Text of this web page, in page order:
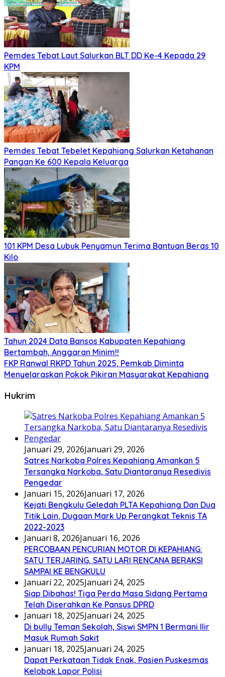
Pemdes Tebat Laut Salurkan BLT DD Ke-4 Kepada 29
KPM
Pemdes Tebat Tebelet Kepahiang Salurkan Ketahanan
Pangan Ke 600 Kepala Keluarga
101 KPM Desa Lubuk Penyamun Terima Bantuan Beras 10
Kilo
Tahun 2024 Data Bansos Kabupaten Kepahiang
Bertambah, Anggaran Minim!!
FKP Ranwal RKPD Tahun 2025, Pemkab Diminta
Menyelaraskan Pokok Pikiran Masyarakat Kepahiang
Hukrim
Januari 29, 2026Januari 29, 2026
Satres Narkoba Polres Kepahiang Amankan 5
Tersangka Narkoba, Satu Diantaranya Resedivis
Pengedar
Januari 15, 2026Januari 17, 2026
Kejati Bengkulu Geledah PLTA Kepahiang Dan Dua
Titik Lain, Dugaan Mark Up Perangkat Teknis TA
2022-2023
Januari 8, 2026Januari 16, 2026
PERCOBAAN PENCURIAN MOTOR DI KEPAHIANG:
SATU TERJARING, SATU LARI RENCANA BERAKSI
SAMPAI KE BENGKULU
Januari 22, 2025Januari 24, 2025
Siap Dibahas! Tiga Perda Masa Sidang Pertama
Telah Diserahkan Ke Pansus DPRD
Januari 18, 2025Januari 24, 2025
Di bully Teman Sekolah, Siswi SMPN 1 Bermani Ilir
Masuk Rumah Sakit
Januari 18, 2025Januari 24, 2025
Dapat Perkataan Tidak Enak, Pasien Puskesmas
Kelobak Lapor Polisi